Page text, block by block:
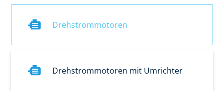
Drehstrommotoren
Drehstrommotoren mit Umrichter